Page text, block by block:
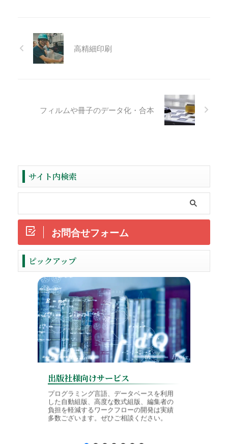
高精細印刷
フィルムや冊子のデータ化・合本
サイト内検索
お問合せフォーム
ピックアップ
ReadMore
プログラミング言語、データベースを利用
した自動組版、高度な数式組版、編集者の
負担を軽減するワークフローの開発は実績
多数ございます。ぜひご相談ください。
出版社様向けサービス